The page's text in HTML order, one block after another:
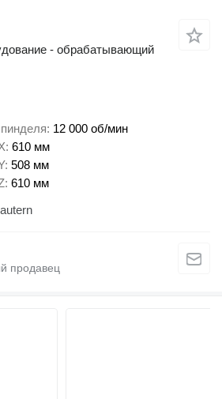
- обрабатывающий
12 000 об/мин
610 мм
508 мм
610 мм